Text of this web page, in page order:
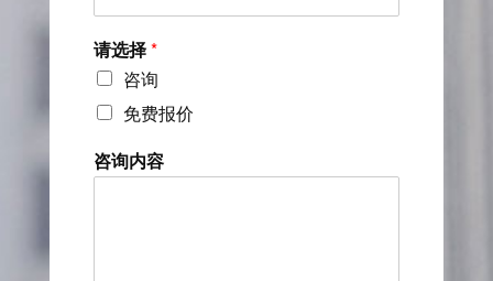
请选择*
咨询
免费报价
咨询内容